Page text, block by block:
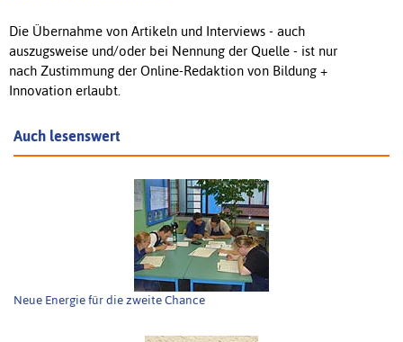
Die Übernahme von Artikeln und Interviews - auch
auszugsweise und/oder bei Nennung der Quelle - ist nur
nach Zustimmung der Online-Redaktion von Bildung +
Innovation erlaubt.
Auch lesenswert
Neue Energie für die zweite Chance